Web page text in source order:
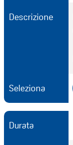
Descrizione
Seleziona
Durata